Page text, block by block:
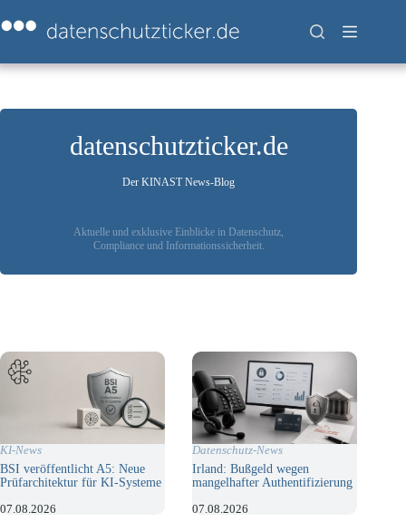
Inhalt
springen
datenschutzticker.de
Der KINAST News-Blog
Aktuelle und exklusive Einblicke in Datenschutz,
Compliance und Informationssicherheit.
KI-News
BSI veröffentlicht A5: Neue
Prüfarchitektur für KI-Systeme
07.08.2026
Datenschutz-News
Irland: Bußgeld wegen
mangelhafter Authentifizierung
07.08.2026